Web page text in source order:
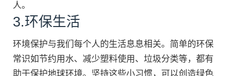
人。
3.环保生活
环境保护与我们每个人的生活息息相关。简单的环保
常识如节约用水、减少塑料使用、垃圾分类等，都有
助于保护地球环境。坚持这些小习惯，可以创造绿色